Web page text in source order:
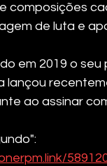
composições
de luta e
em 2019 o seu
lançou
ao assinar